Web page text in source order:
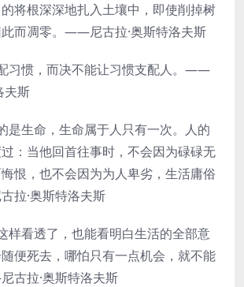
将根深深地扎入土壤中，即使削掉树
而凋零。——尼古拉·奥斯特洛夫斯
习惯，而决不能让习惯支配人。——
夫斯
是生命，生命属于人只有一次。人的
：当他回首往事时，不会因为碌碌无
恨，也不会因为为人卑劣，生活庸俗
拉·奥斯特洛夫斯
样看透了，也能看明白生活的全部意
便死去，哪怕只有一点机会，就不能
古拉·奥斯特洛夫斯